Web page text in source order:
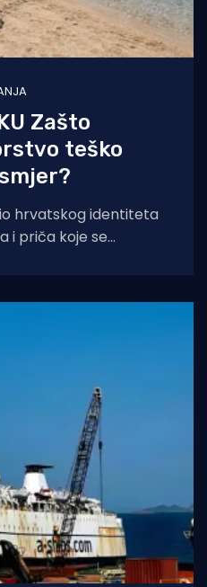
Zašto
teško
hrvatskog identiteta
i priča koje se